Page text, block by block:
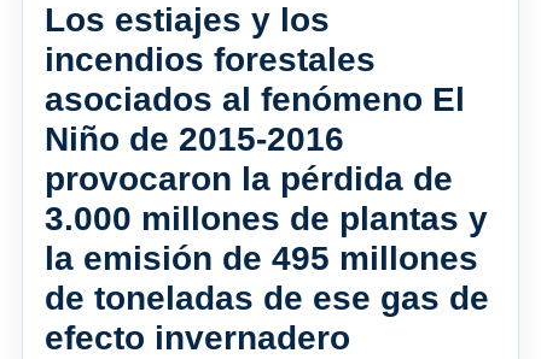
Los estiajes y los
incendios forestales
asociados al fenómeno El
Niño de 2015-2016
provocaron la pérdida de
3.000 millones de plantas y
la emisión de 495 millones
de toneladas de ese gas de
efecto invernadero